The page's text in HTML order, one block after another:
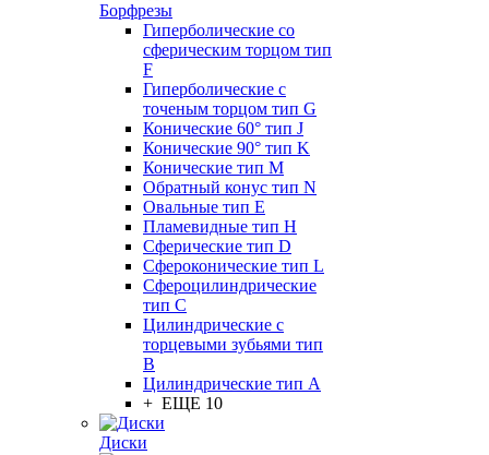
Борфрезы
Гиперболические cо
сферическим торцом тип
F
Гиперболические с
точеным торцом тип G
Конические 60° тип J
Конические 90° тип K
Конические тип M
Обратный конус тип N
Овальные тип E
Пламевидные тип H
Сферические тип D
Сфероконические тип L
Сфероцилиндрические
тип C
Цилиндрические с
торцевыми зубьями тип
B
Цилиндрические тип А
+ ЕЩЕ 10
Диски